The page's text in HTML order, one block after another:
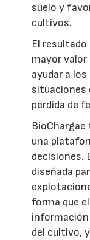
suelo y
cultivos.
El
mayor valor
ayudar a
situaciones
pérdida de
una
decisiones.
diseñada
forma que
información
del cultivo,